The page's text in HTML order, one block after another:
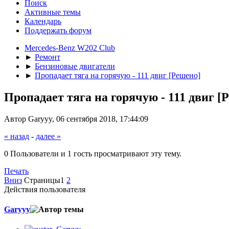
Поиск
Активные темы
Календарь
Поддержать форум
Mercedes-Benz W202 Club
► Ремонт
► Бензиновые двигатели
► Пропадает тяга на горячую - 111 двиг [Решено]
Пропадает тяга на горячую - 111 двиг
Автор Garyyy, 06 сентября 2018, 17:44:09
« назад - далее »
0 Пользователи и 1 гость просматривают эту тему.
Печать
Вниз Страницы1 2
Действия пользователя
Garyyy